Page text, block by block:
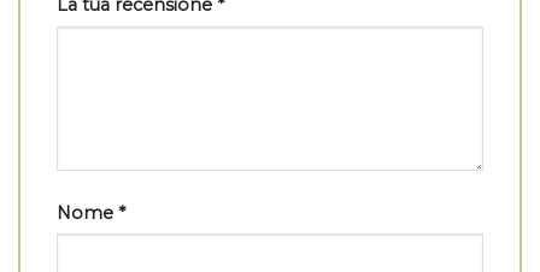
La tua recensione *
Nome *